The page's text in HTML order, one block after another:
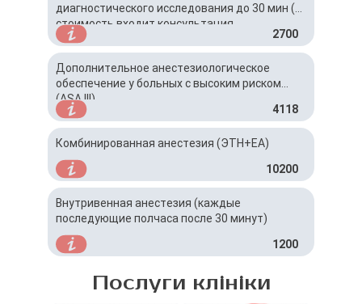
диагностического исследования до 30 мин (в
стоимость входит консультация
анестезиолога)
2700
Дополнительное анестезиологическое
обеспечение у больных с высоким риском
(ASA III)
4118
Комбинированная анестезия (ЭТН+ЕА)
10200
Внутривенная анестезия (каждые
последующие полчаса после 30 минут)
1200
Послуги клініки